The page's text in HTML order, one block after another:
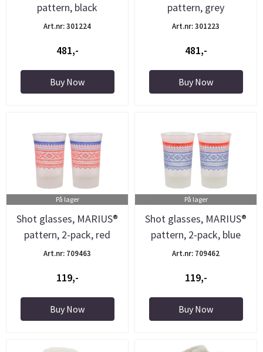
pattern, black
Art.nr: 301224
481,-
Buy Now
pattern, grey
Art.nr: 301223
481,-
Buy Now
På lager
Shot glasses, MARIUS®
pattern, 2-pack, red
Art.nr: 709463
119,-
Buy Now
På lager
Shot glasses, MARIUS®
pattern, 2-pack, blue
Art.nr: 709462
119,-
Buy Now